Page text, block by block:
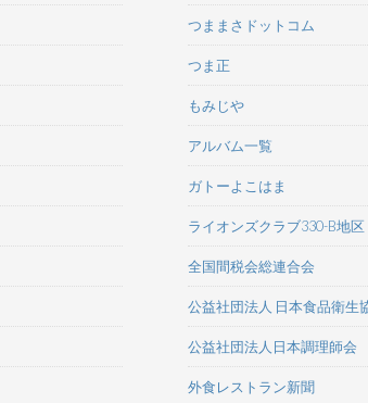
つままさドットコム
つま正
もみじや
アルバム一覧
ガトーよこはま
ライオンズクラブ330-B地区
全国間税会総連合会
公益社団法人 日本食品衛生
公益社団法人日本調理師会
外食レストラン新聞